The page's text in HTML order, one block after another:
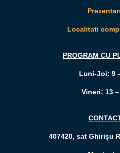
Localitati
PROGRAM CU
Luni-Joi: 9
Vineri: 13
407420, sat Ghirișu